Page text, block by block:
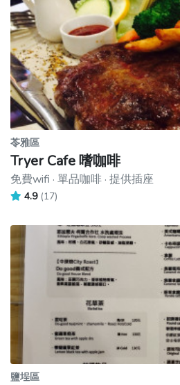
苓雅區
Tryer Cafe 嗜咖啡
免費wifi · 單品咖啡 · 提供插座
4.9 (17)
鹽埕區